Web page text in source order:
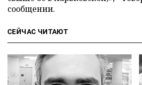
сообщении.
СЕЙЧАС ЧИТАЮТ